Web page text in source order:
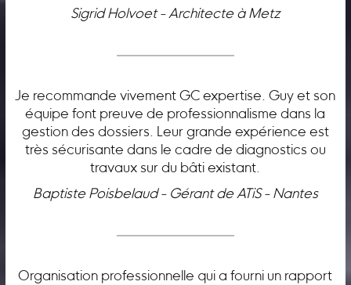
Sigrid Holvoet - Architecte à Metz
Je recommande vivement GC expertise. Guy et son
équipe font preuve de professionnalisme dans la
gestion des dossiers. Leur grande expérience est
très sécurisante dans le cadre de diagnostics ou
travaux sur du bâti existant.
Baptiste Poisbelaud - Gérant de ATiS - Nantes
Organisation professionnelle qui a fourni un rapport